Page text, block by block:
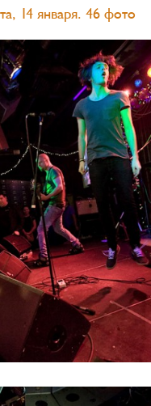
14 января. 46 фото